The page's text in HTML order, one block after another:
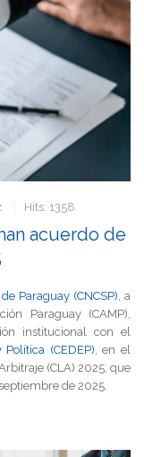
Hits: 1358
acuerdo de
Paraguay (CNCSP), a
Paraguay (CAMP),
institucional con el
(CEDEP), en el
(CLA) 2025, que
de 2025.